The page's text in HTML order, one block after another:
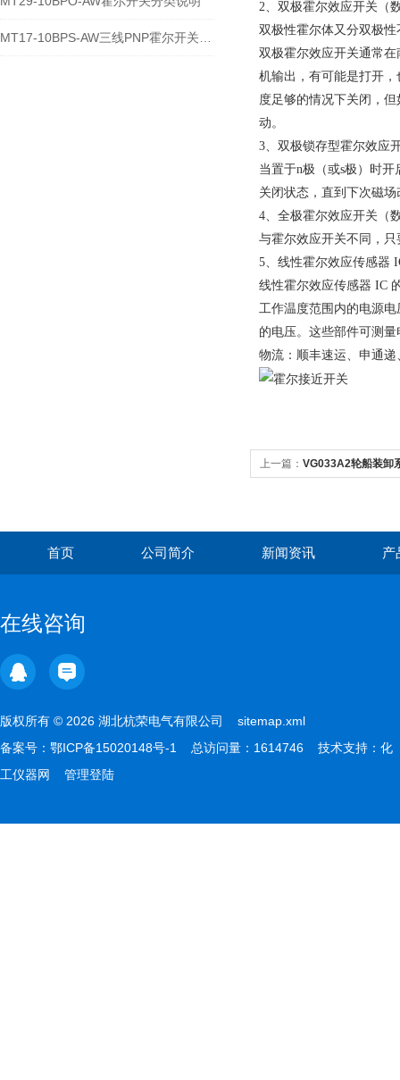
2、双极霍尔效应开关（
双极性霍尔体又分双极
双极霍尔效应开关通常
机输出，有可能是打开
度足够的情况下关闭，
动。
3、双极锁存型霍尔效应
当置于n极（或s极）时
关闭状态，直到下次磁
4、全极霍尔效应开关（
与霍尔效应开关不同，
5、线性霍尔效应传感器
线性霍尔效应传感器 IC
工作温度范围内的电源
的电压。这些部件可测
物流：顺丰速运、申通递
上一篇： VG033A2轮船装卸
首页 公司简介 新闻资讯 产
在线咨询
版权所有 © 2026 湖北杭荣电气有限公司 sitemap.xml
备案号： 鄂ICP备15020148号-1 总访问量：1614746 技术支持： 化
工仪器网
管理登陆